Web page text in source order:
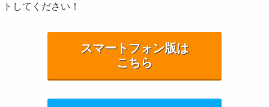
トしてください！
スマートフォン版は
こちら